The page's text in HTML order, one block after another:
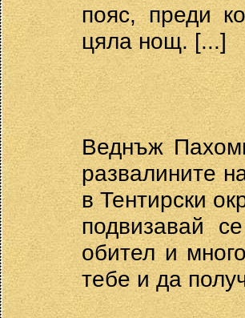
пояс, преди
цяла нощ. [...]
Веднъж
развалините
в Тентирски
подвизавай
обител и
тебе и да